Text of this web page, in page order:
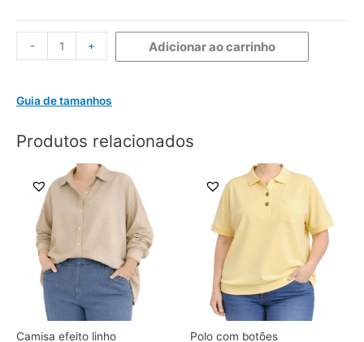
- + Adicionar ao carrinho
Guia de tamanhos
Produtos relacionados
Camisa efeito linho Polo com botões